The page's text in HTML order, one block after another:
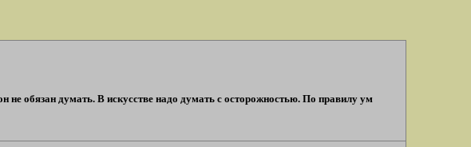
обязан думать. В искусстве надо думать с осторожностью. По правилу ум